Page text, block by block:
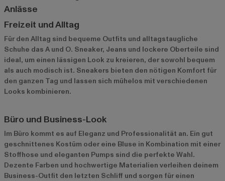
Anlässe
Freizeit und Alltag
Für den Alltag sind bequeme Outfits und alltagstaugliche
Schuhe das A und O. Sneaker, Jeans und lockere Oberteile sind
ideal, um einen lässigen Look zu kreieren, der sowohl bequem
als auch modisch ist. Sneakers bieten den nötigen Komfort für
den ganzen Tag und lassen sich mühelos mit verschiedenen
Looks kombinieren.
Büro und Business-Look
Im Büro kommt es auf Eleganz und Professionalität an. Ein gut
geschnittenes Kostüm oder eine Bluse in Kombination mit einer
Stoffhose und eleganten Pumps sind die perfekte Wahl.
Dezente Farben und hochwertige Materialien verleihen deinem
Business-Outfit den letzten Schliff und sorgen für einen